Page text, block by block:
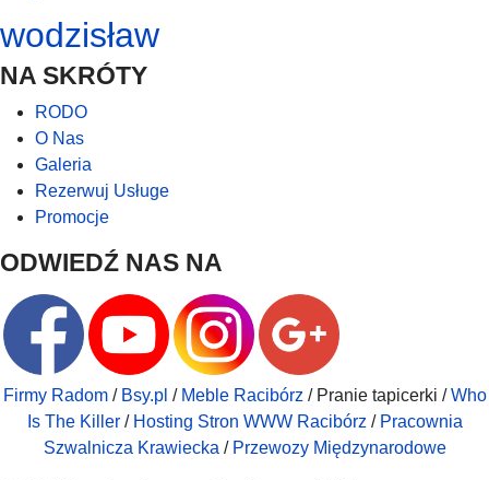
wodzisław
NA SKRÓTY
RODO
O Nas
Galeria
Rezerwuj Usługe
Promocje
ODWIEDŹ NAS NA
Firmy Radom/ Bsy.pl / Meble Racibórz / Pranie tapicerki /Who
Is The Killer/ Hosting Stron WWW Racibórz / Pracownia
Szwalnicza Krawiecka / Przewozy Międzynarodowe